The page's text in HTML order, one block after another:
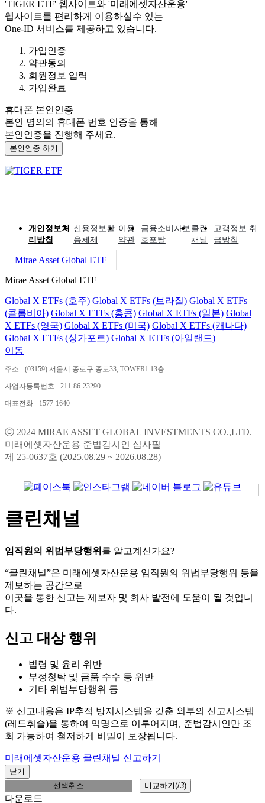
'TIGER ETF' 웹사이트와 '미래에셋자산운용'
웹사이트를 편리하게 이용하실수 있는
One-ID 서비스를 제공하고 있습니다.
가입인증
약관동의
회원정보 입력
가입완료
휴대폰 본인인증
본인 명의의 휴대폰 번호 인증을 통해
본인인증을 진행해 주세요.
본인인증 하기
개인정보처
리방침
신용정보활
용체제
이용
약관
금융소비자보
호포탈
클린
채널
고객정보 취
급방침
Mirae Asset Global ETF
Mirae Asset Global ETF
Global X ETFs (호주) Global X ETFs (브라질) Global X ETFs
(콜롬비아) Global X ETFs (홍콩) Global X ETFs (일본) Global
X ETFs (영국) Global X ETFs (미국) Global X ETFs (캐나다)
Global X ETFs (싱가포르) Global X ETFs (아일랜드)
이동
주소 (03159) 서울시 종로구 종로33, TOWER1 13층
사업자등록번호 211-86-23290
대표전화 1577-1640
ⓒ 2024 MIRAE ASSET GLOBAL INVESTMENTS CO.,LTD.
미래에셋자산운용 준법감시인 심사필
제 25-0637호 (2025.08.29 ~ 2026.08.28)
클린채널
임직원의 위법부당행위 를 알고계신가요?
“클린채널”은 미래에셋자산운용 임직원의 위법부당행위 등을
제보하는 공간으로
이곳을 통한 신고는 제보자 및 회사 발전에 도움이 될 것입니
다.
신고 대상 행위
법령 및 윤리 위반
부정청탁 및 금품 수수 등 위반
기타 위법부당행위 등
※ 신고내용은 IP추적 방지시스템을 갖춘 외부의 신고시스템
(레드휘슬)을 통하여 익명으로 이루어지며, 준법감시인만 조
회 가능하여 철저하게 비밀이 보장됩니다.
미래에셋자산운용 클린채널 신고하기
닫기
선택취소
비교하기(/3)
다운로드